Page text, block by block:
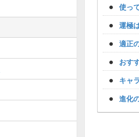
使っ
運極
適正
おす
キャ
進化